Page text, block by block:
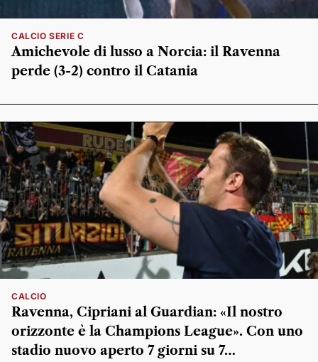
CALCIO SERIE C
Amichevole di lusso a Norcia: il Ravenna
perde (3-2) contro il Catania
CALCIO
Ravenna, Cipriani al Guardian: «Il nostro
orizzonte è la Champions League». Con uno
stadio nuovo aperto 7 giorni su 7…